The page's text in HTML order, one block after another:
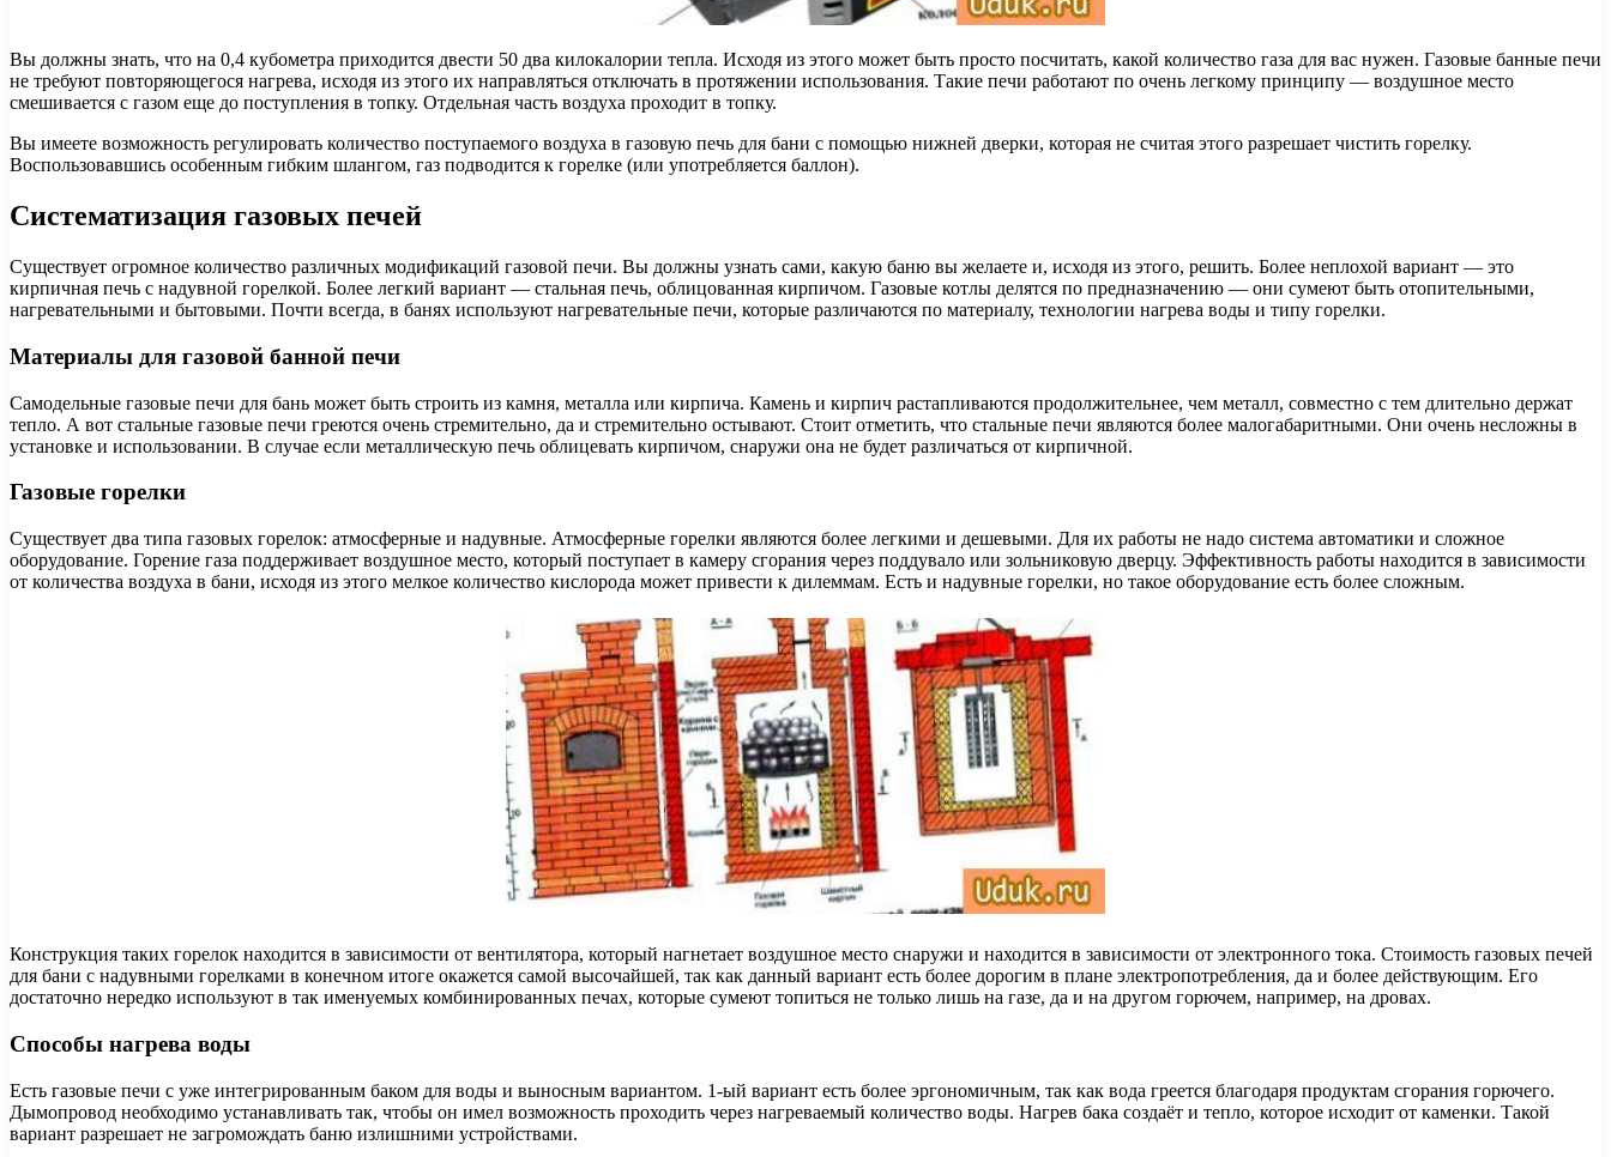
Вы должны знать, что на 0,4 кубометра приходится двести 50 два килокалории тепла. Исходя из этого может быть просто посчитать, какой количество газа для вас нужен. Газовые банные печи
не требуют повторяющегося нагрева, исходя из этого их направляться отключать в протяжении использования. Такие печи работают по очень легкому принципу — воздушное место
смешивается с газом еще до поступления в топку. Отдельная часть воздуха проходит в топку.
Вы имеете возможность регулировать количество поступаемого воздуха в газовую печь для бани с помощью нижней дверки, которая не считая этого разрешает чистить горелку.
Воспользовавшись особенным гибким шлангом, газ подводится к горелке (или употребляется баллон).
Систематизация газовых печей
Существует огромное количество различных модификаций газовой печи. Вы должны узнать сами, какую баню вы желаете и, исходя из этого, решить. Более неплохой вариант — это
кирпичная печь с надувной горелкой. Более легкий вариант — стальная печь, облицованная кирпичом. Газовые котлы делятся по предназначению — они сумеют быть отопительными,
нагревательными и бытовыми. Почти всегда, в банях используют нагревательные печи, которые различаются по материалу, технологии нагрева воды и типу горелки.
Материалы для газовой банной печи
Самодельные газовые печи для бань может быть строить из камня, металла или кирпича. Камень и кирпич растапливаются продолжительнее, чем металл, совместно с тем длительно держат
тепло. А вот стальные газовые печи греются очень стремительно, да и стремительно остывают. Стоит отметить, что стальные печи являются более малогабаритными. Они очень несложны в
установке и использовании. В случае если металлическую печь облицевать кирпичом, снаружи она не будет различаться от кирпичной.
Газовые горелки
Существует два типа газовых горелок: атмосферные и надувные. Атмосферные горелки являются более легкими и дешевыми. Для их работы не надо система автоматики и сложное
оборудование. Горение газа поддерживает воздушное место, который поступает в камеру сгорания через поддувало или зольниковую дверцу. Эффективность работы находится в зависимости
от количества воздуха в бани, исходя из этого мелкое количество кислорода может привести к дилеммам. Есть и надувные горелки, но такое оборудование есть более сложным.
Конструкция таких горелок находится в зависимости от вентилятора, который нагнетает воздушное место снаружи и находится в зависимости от электронного тока. Стоимость газовых печей
для бани с надувными горелками в конечном итоге окажется самой высочайшей, так как данный вариант есть более дорогим в плане электропотребления, да и более действующим. Его
достаточно нередко используют в так именуемых комбинированных печах, которые сумеют топиться не только лишь на газе, да и на другом горючем, например, на дровах.
Способы нагрева воды
Есть газовые печи с уже интегрированным баком для воды и выносным вариантом. 1-ый вариант есть более эргономичным, так как вода греется благодаря продуктам сгорания горючего.
Дымопровод необходимо устанавливать так, чтобы он имел возможность проходить через нагреваемый количество воды. Нагрев бака создаёт и тепло, которое исходит от каменки. Такой
вариант разрешает не загромождать баню излишними устройствами.